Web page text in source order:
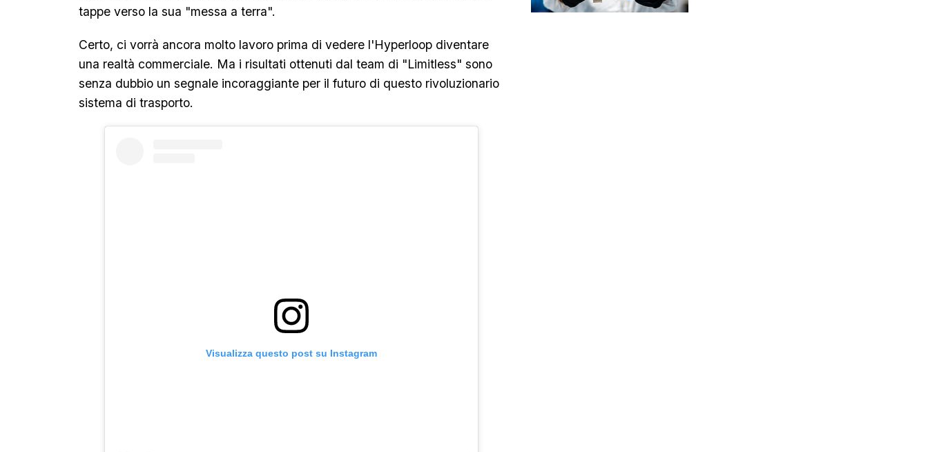
tappe verso la sua "messa a terra".
Certo, ci vorrà ancora molto lavoro prima di vedere l'Hyperloop diventare
una realtà commerciale. Ma i risultati ottenuti dal team di "Limitless" sono
senza dubbio un segnale incoraggiante per il futuro di questo rivoluzionario
sistema di trasporto.
Visualizza questo post su Instagram